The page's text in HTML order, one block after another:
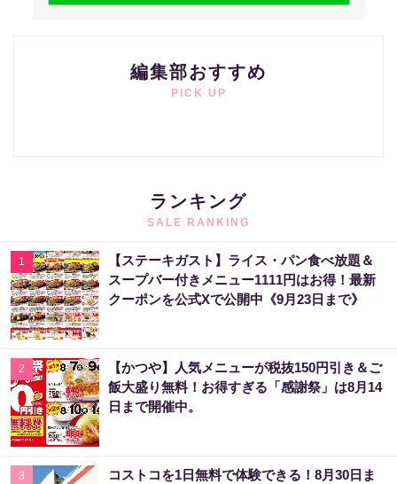
編集部おすすめ
PICK UP
ランキング
SALE RANKING
1
【ステーキガスト】ライス・パン食べ放題＆
スープバー付きメニュー1111円はお得！最新
クーポンを公式Xで公開中《9月23日まで》
2
【かつや】人気メニューが税抜150円引き＆ご
飯大盛り無料！お得すぎる「感謝祭」は8月14
日まで開催中。
3
コストコを1日無料で体験できる！8月30日ま